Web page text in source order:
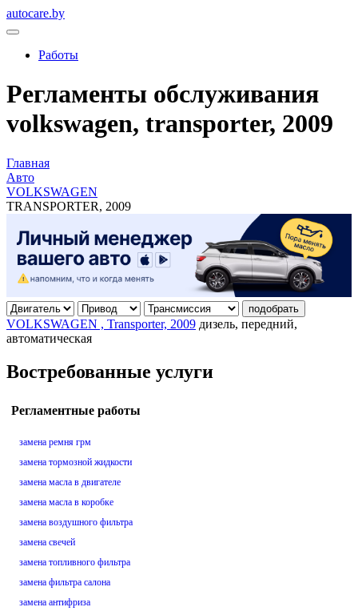
autocare.by
Работы
Регламенты обслуживания
volkswagen, transporter, 2009
Главная
Авто
VOLKSWAGEN
TRANSPORTER, 2009
подобрать
VOLKSWAGEN , Transporter, 2009 дизель, передний,
автоматическая
Востребованные услуги
Регламентные работы
замена ремня грм
замена тормозной жидкости
замена масла в двигателе
замена масла в коробке
замена воздушного фильтра
замена свечей
замена топливного фильтра
замена фильтра салона
замена антифриза